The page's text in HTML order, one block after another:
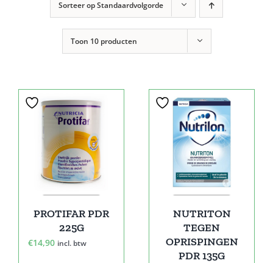
Sorteer opStandaardvolgorde
Toon 10 producten
PROTIFAR PDR
225G
€14,90 incl. btw
NUTRITON
TEGEN
OPRISPINGEN
PDR 135G